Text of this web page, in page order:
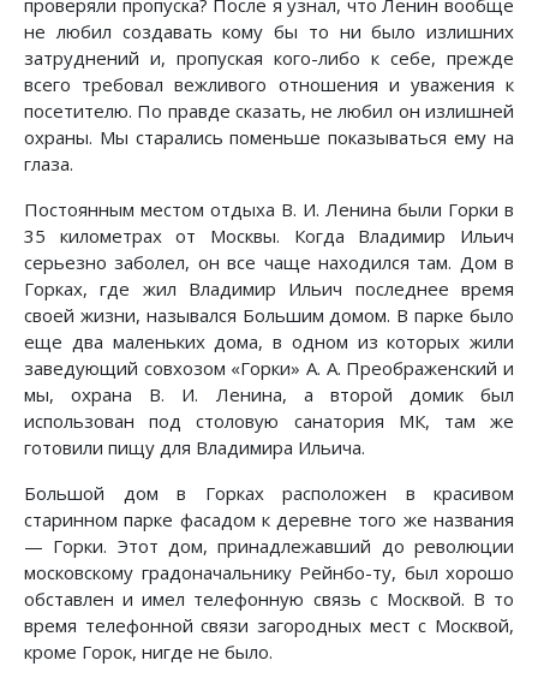
проверяли пропуска? После я узнал, что Ленин вообще
не любил создавать кому бы то ни было излишних
затруднений и, пропуская кого-либо к себе, прежде
всего требовал вежливого отношения и уважения к
посетителю. По правде сказать, не любил он излишней
охраны. Мы старались поменьше показываться ему на
глаза.
Постоянным местом отдыха В. И. Ленина были Горки в
35 километрах от Москвы. Когда Владимир Ильич
серьезно заболел, он все чаще находился там. Дом в
Горках, где жил Владимир Ильич последнее время
своей жизни, назывался Большим домом. В парке было
еще два маленьких дома, в одном из которых жили
заведующий совхозом «Горки» А. А. Преображенский и
мы, охрана В. И. Ленина, а второй домик был
использован под столовую санатория МК, там же
готовили пищу для Владимира Ильича.
Большой дом в Горках расположен в красивом
старинном парке фасадом к деревне того же названия
— Горки. Этот дом, принадлежавший до революции
московскому градоначальнику Рейнбо-ту, был хорошо
обставлен и имел телефонную связь с Москвой. В то
время телефонной связи загородных мест с Москвой,
кроме Горок, нигде не было.